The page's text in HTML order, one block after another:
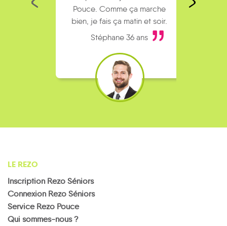
Pouce. Comme ça marche
bien, je fais ça matin et soir.
Stéphane 36 ans
LE REZO
Inscription Rezo Séniors
Connexion Rezo Séniors
Service Rezo Pouce
Qui sommes-nous ?